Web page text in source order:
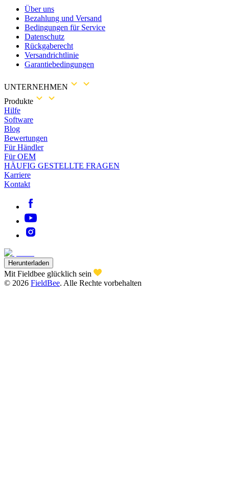
Über uns
Bezahlung und Versand
Bedingungen für Service
Datenschutz
Rückgaberecht
Versandrichtlinie
Garantiebedingungen
UNTERNEHMEN
Produkte
Hilfe
Software
Blog
Bewertungen
Für Händler
Für OEM
HÄUFIG GESTELLTE FRAGEN
Karriere
Kontakt
Herunterladen
Mit Fieldbee glücklich sein
© 2026 FieldBee. Alle Rechte vorbehalten